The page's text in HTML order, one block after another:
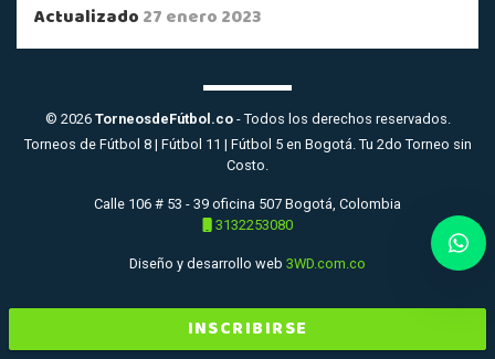
Actualizado27 enero 2023
INSCRIBIRSE
© 2026 TorneosdeFútbol.co- Todos los derechos reservados.
Torneos de Fútbol 8 | Fútbol 11 | Fútbol 5 en Bogotá. Tu 2do Torneo sin
Costo.
Calle 106 # 53 - 39 oficina 507 Bogotá, Colombia
3132253080
Diseño y desarrollo web 3WD.com.co